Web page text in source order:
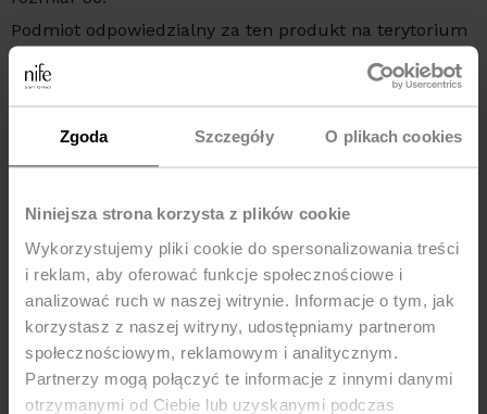
Zgoda Szczegóły O plikach cookies
Niniejsza strona korzysta z plików cookie
Wykorzystujemy pliki cookie do spersonalizowania treści
i reklam, aby oferować funkcje społecznościowe i
analizować ruch w naszej witrynie. Informacje o tym, jak
korzystasz z naszej witryny, udostępniamy partnerom
społecznościowym, reklamowym i analitycznym.
Partnerzy mogą połączyć te informacje z innymi danymi
otrzymanymi od Ciebie lub uzyskanymi podczas
Podmiot odpowiedzialny za ten produkt na terytorium
UE:
NIFE Sp. z o o., ul. Lipowa 22/24, 42-202 Częstochowa,
kraj: Polska, telefon: +48 535 123 772, e-mail:
Nowość
-25%
Nowość
-30%